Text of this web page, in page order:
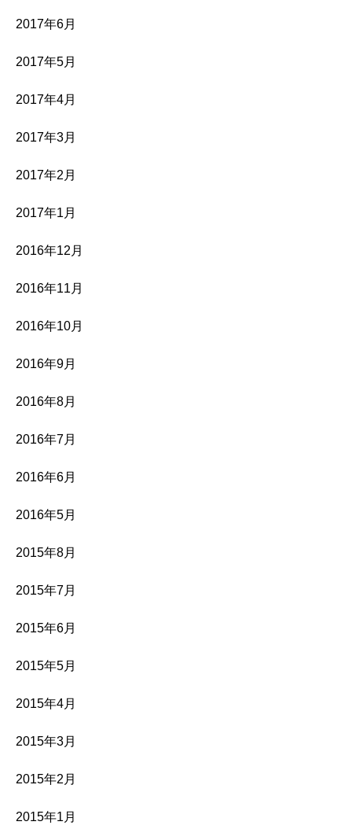
2017年6月
2017年5月
2017年4月
2017年3月
2017年2月
2017年1月
2016年12月
2016年11月
2016年10月
2016年9月
2016年8月
2016年7月
2016年6月
2016年5月
2015年8月
2015年7月
2015年6月
2015年5月
2015年4月
2015年3月
2015年2月
2015年1月